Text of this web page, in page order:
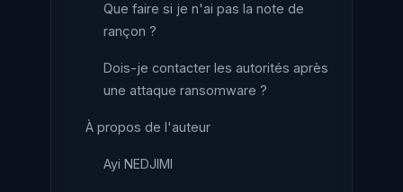
Que faire si je n'ai pas la note de
rançon ?
Dois-je contacter les autorités après
une attaque ransomware ?
À propos de l'auteur
Ayi NEDJIMI